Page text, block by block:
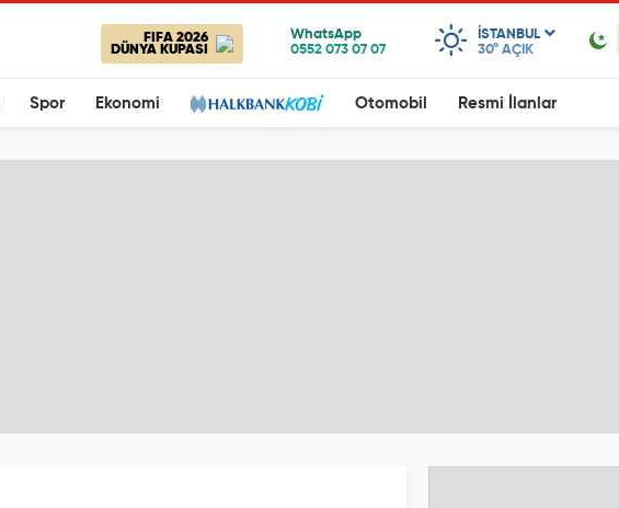
FIFA 2026
DÜNYA KUPASI
ISTANBUL
30° AÇIK
Spor Ekonomi Otomobil Resmi İlanlar